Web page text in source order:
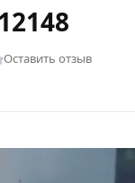
Оставить отзыв